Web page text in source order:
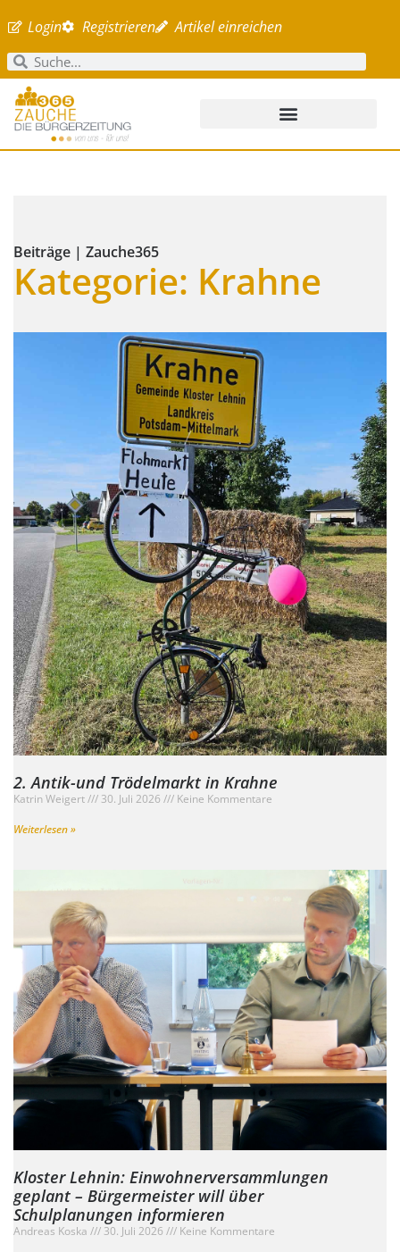
Login Registrieren Artikel einreichen
Beiträge | Zauche365
Kategorie: Krahne
2. Antik-und Trödelmarkt in Krahne
Katrin Weigert 30. Juli 2026
Keine Kommentare
Weiterlesen »
Kloster Lehnin: Einwohnerversammlungen
geplant – Bürgermeister will über
Schulplanungen informieren
Andreas Koska 30. Juli 2026
Keine Kommentare